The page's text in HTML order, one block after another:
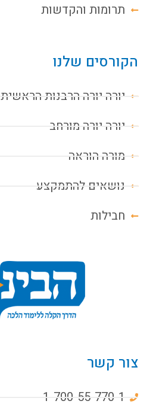
תרומות והקדשות
הקורסים שלנו
יורה יורה הרבנות הראשית
יורה יורה מורחב
מורה הוראה
נושאים להתמקצע
חבילות
צור קשר
1-700-55-770-1